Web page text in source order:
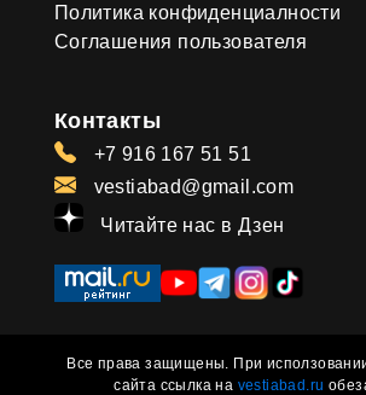
Политика конфиденциалности
Соглашения пользователя
Контакты
+7 916 167 51 51
vestiabad@gmail.com
Читайте нас в Дзен
Все права защищены. При
сайта ссылка на vestiabad.ru